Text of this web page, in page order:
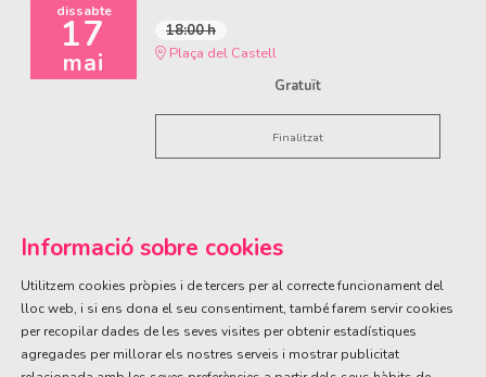
dissabte
17
mai
18:00 h
Plaça del Castell
Gratuït
Finalitzat
ÀREA DE CULTURA
Olivareta, 38 · T. 972 83 00 05
cultura@llagostera.cat
Informació sobre cookies
Utilitzem cookies pròpies i de tercers per al correcte funcionament del
lloc web, i si ens dona el seu consentiment, també farem servir cookies
per recopilar dades de les seves visites per obtenir estadístiques
agregades per millorar els nostres serveis i mostrar publicitat